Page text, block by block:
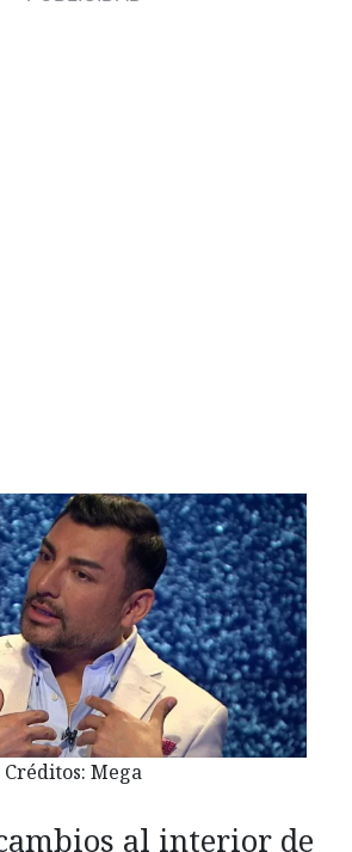
Créditos: Mega
al interior de